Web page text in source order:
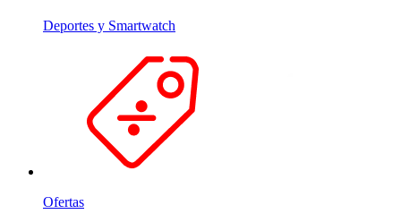
Deportes y Smartwatch
Ofertas